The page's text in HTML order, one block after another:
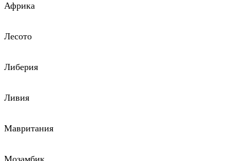
Африка
Лесото
Либерия
Ливия
Мавритания